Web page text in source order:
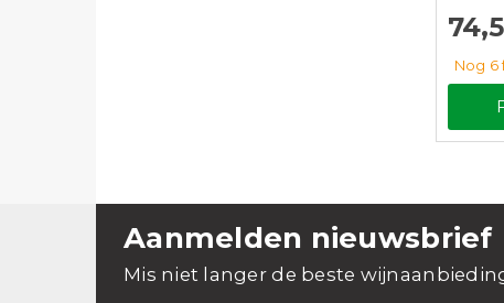
Nog 6
Aanmelden nieuwsbrief
Mis niet langer de beste